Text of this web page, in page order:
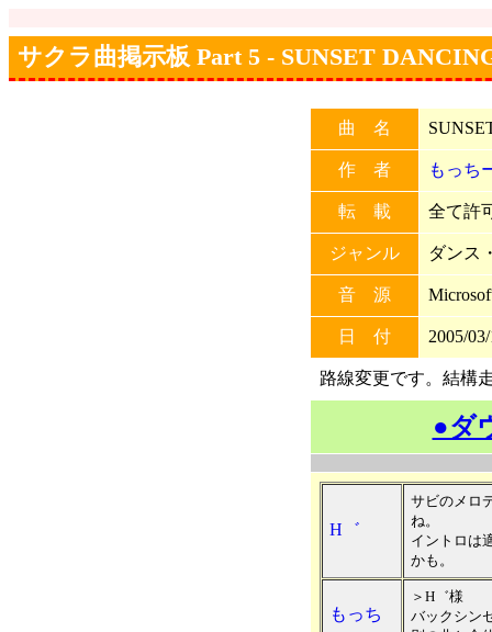
サクラ曲掲示板 Part 5 - SUNSET
曲 名
作 者 もっち
転 載 全て許
ジャンル ダンス
音 源
日 付 2005/
路線変更です。結構
●ダ
H゛
サビのメロ
ね。
イントロは
かも。
もっち
＞H゛様
バックシン